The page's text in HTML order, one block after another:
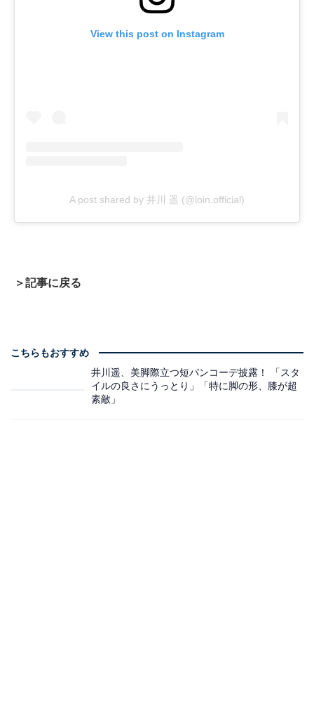
View this post on Instagram
A post shared by 井川 遥 (@loin.official)
＞記事に戻る
こちらもおすすめ
井川遥、美脚際立つ短パンコーデ披露！ 「スタ
イルの良さにうっとり」「特に脚の形、膝が超
素敵」